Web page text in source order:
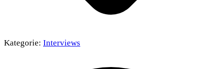
Kategorie: Interviews